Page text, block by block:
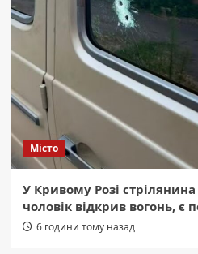
Місто
У Кривому Розі стрілянина
чоловік відкрив вогонь, є
6 години тому назад